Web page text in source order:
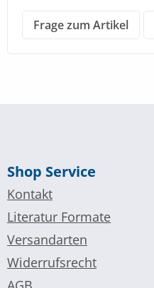
Frage zum Artikel
Shop Service
Kontakt
Literatur Formate
Versandarten
Widerrufsrecht